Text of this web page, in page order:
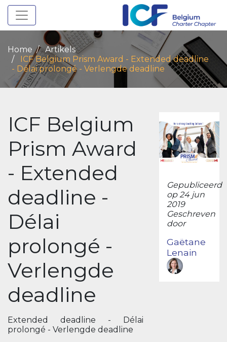
Toggle navigation
Home
Artikels
ICF Belgium Prism Award - Extended deadline
- Délai prolongé - Verlengde deadline
ICF Belgium
Prism Award
- Extended
deadline -
Délai
prolongé -
Verlengde
deadline
Extended deadline - Délai
prolongé - Verlengde deadline
Gepubliceerd
op 24 jun
2019
Geschreven
door
Gaëtane
Lenain